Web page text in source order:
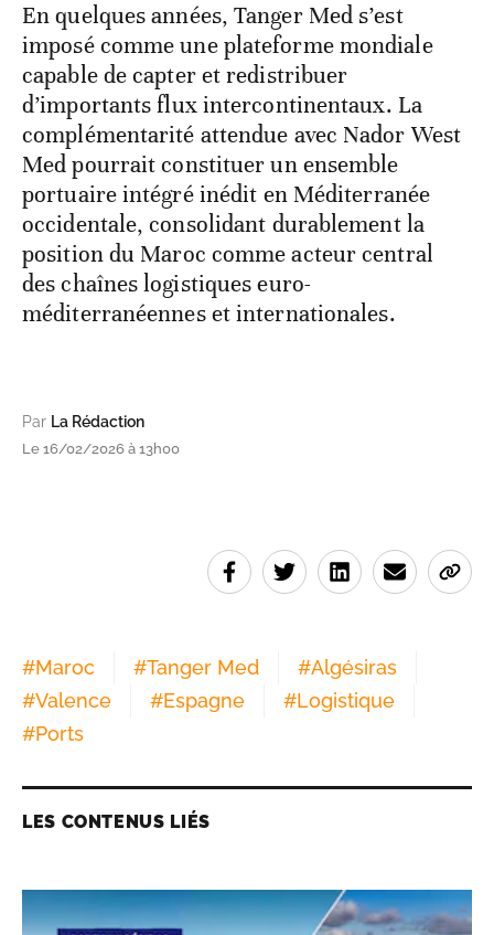
En quelques années, Tanger Med s’est
imposé comme une plateforme mondiale
capable de capter et redistribuer
d’importants flux intercontinentaux. La
complémentarité attendue avec Nador West
Med pourrait constituer un ensemble
portuaire intégré inédit en Méditerranée
occidentale, consolidant durablement la
position du Maroc comme acteur central
des chaînes logistiques euro-
méditerranéennes et internationales.
Par La Rédaction
Le 16/02/2026 à 13h00
#Maroc #Tanger Med #Algésiras
#Valence #Espagne #Logistique
#Ports
LES CONTENUS LIÉS